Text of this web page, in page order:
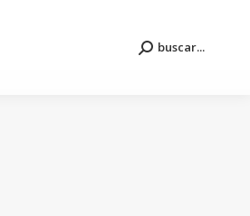
Buscar:
buscar...